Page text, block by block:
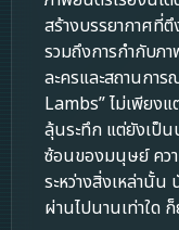
สร้างบรรยากาศที่
รวมถึงการกำกับภ
ละครและสถานกา
Lambs” ไม่เพียง
ลุ้นระทึก แต่ยังเป็น
ซ้อนของมนุษย์ ควา
ระหว่างสิ่งเหล่านั้น
ผ่านไปนานเท่าใด